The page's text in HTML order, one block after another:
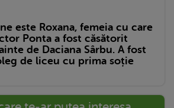
este Roxana, femeia cu care
Ponta a fost căsătorit
de Daciana Sârbu. A fost
de liceu cu prima soție